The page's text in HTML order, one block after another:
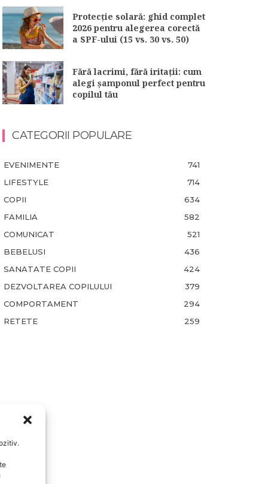
Protecție solară: ghid complet
2026 pentru alegerea corectă
a SPF-ului (15 vs. 30 vs. 50)
Fără lacrimi, fără iritații: cum
alegi șamponul perfect pentru
copilul tău
CATEGORII POPULARE
EVENIMENTE
741
LIFESTYLE
714
COPII
634
FAMILIA
582
COMUNICAT
521
BEBELUSI
436
SANATATE COPII
424
DEZVOLTAREA COPILULUI
379
COMPORTAMENT
294
RETETE
259